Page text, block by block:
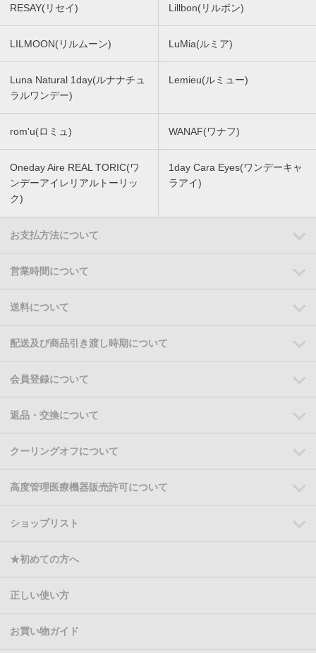
RESAY(リセイ) Lillbon(リルボン)
LILMOON(リルムーン) LuMia(ルミア)
Luna Natural 1day(ルナナチュ
ラルワンデー)
Lemieu(ルミュー)
rom'u(ロミュ) WANAF(ワナフ)
Oneday Aire REAL TORIC(ワ
ンデーアイレリアルトーリッ
ク)
1day Cara Eyes(ワンデーキャ
ラアイ)
お支払方法について
営業時間について
送料について
配送及び商品引き渡し時期について
会員登録について
返品・交換について
クーリングオフについて
高度管理医療機器販売許可について
ショップリスト
★初めての方へ
正しい使い方
お買い物ガイド